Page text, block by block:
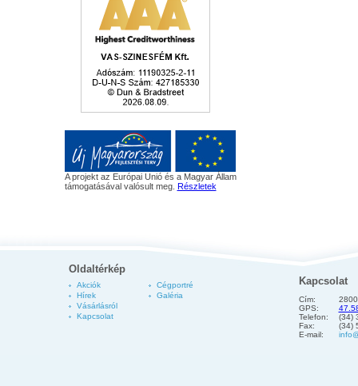
A projekt az Európai Unió és a Magyar Állam
támogatásával valósult meg. Részletek
Oldaltérkép
Akciók
Hírek
Vásárlásról
Kapcsolat
Cégportré
Galéria
Kapcsolat
Cím:
GPS:
Telefon:
(34)
Fax:
(34)
E-mail: